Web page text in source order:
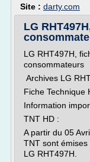
Site : darty.com
LG
LG RHT497H,
consommateurs
Archives LG
Fiche Technique
Information
TNT HD :
A partir du 05
TNT sont
LG RHT497H.